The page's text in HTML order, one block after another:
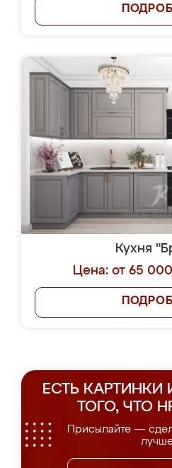
Кухня
Цена: от 65
ЕСТЬ КАРТИНКИ
ТОГО, ЧТО
Присылайте —